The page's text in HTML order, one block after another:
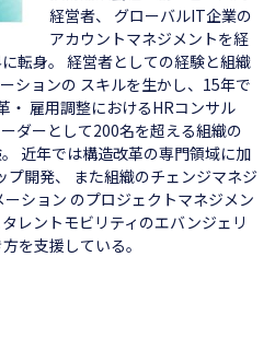
経営者、
グローバルIT企業の
アカウントマネジメントを経
転身。 経営者としての経験と組織
ションの スキルを生かし、15年で
・ 雇用調整におけるHRコンサル
ーダーとして200名を超える組織の
近年では構造改革の専門領域に加
開発、
また組織のチェンジマネジ
ーション のプロジェクトマネジメン
レントモビリティのエバンジェリ
を支援している。